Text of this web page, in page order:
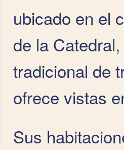
ubicado en el
de la
tradicional de
ofrece vistas
Sus